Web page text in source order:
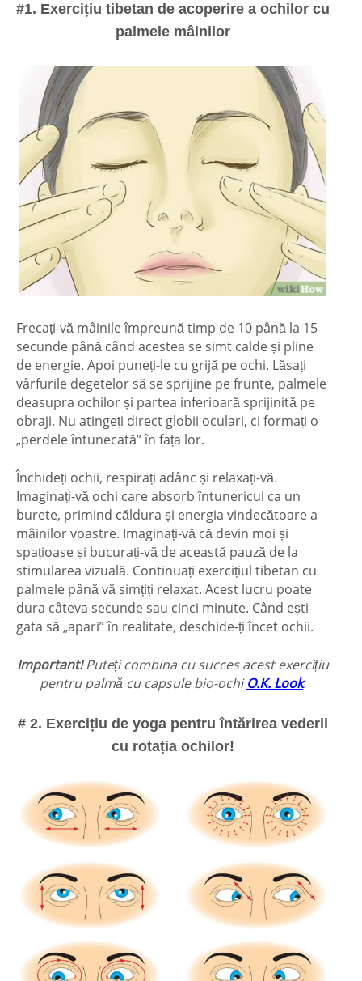
#1. Exercițiu tibetan de acoperire a ochilor cu
palmele mâinilor
Frecați-vă mâinile împreună timp de 10 până la 15
secunde până când acestea se simt calde și pline
de energie. Apoi puneți-le cu grijă pe ochi. Lăsați
vârfurile degetelor să se sprijine pe frunte, palmele
deasupra ochilor și partea inferioară sprijinită pe
obraji. Nu atingeți direct globii oculari, ci formați o
„perdele întunecată” în fața lor.
Închideți ochii, respirați adânc și relaxați-vă.
Imaginați-vă ochi care absorb întunericul ca un
burete, primind căldura și energia vindecătoare a
mâinilor voastre. Imaginați-vă că devin moi și
spațioase și bucurați-vă de această pauză de la
stimularea vizuală. Continuați exercițiul tibetan cu
palmele până vă simțiți relaxat. Acest lucru poate
dura câteva secunde sau cinci minute. Când ești
gata să „apari” în realitate, deschide-ți încet ochii.
Important!Puteți combina cu succes acest exercițiu
pentru palmă cu capsule bio-ochiO.K. Look.
# 2. Exercițiu de yoga pentru întărirea vederii
cu rotația ochilor!